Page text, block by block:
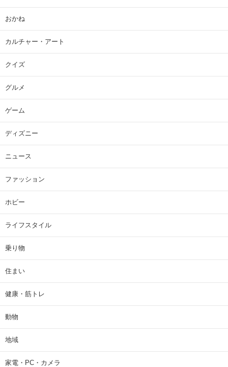
おかね
カルチャー・アート
クイズ
グルメ
ゲーム
ディズニー
ニュース
ファッション
ホビー
ライフスタイル
乗り物
住まい
健康・筋トレ
動物
地域
家電・PC・カメラ